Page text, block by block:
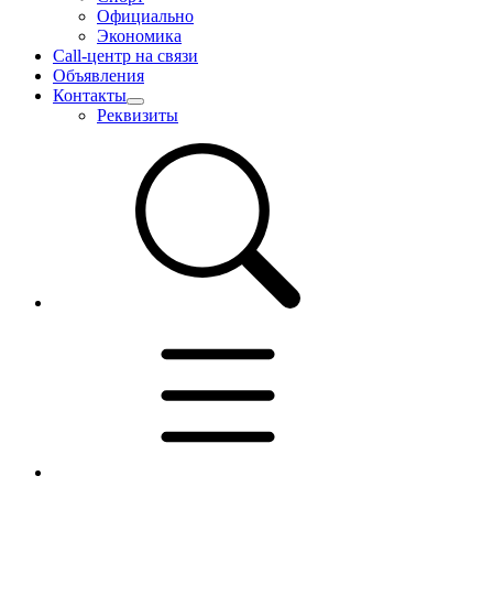
Официально
Экономика
Call-центр на связи
Объявления
Контакты
Реквизиты